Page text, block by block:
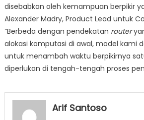
disebabkan oleh kemampuan berpikir
Alexander Madry, Product Lead untuk
“Berbeda dengan pendekatan router
alokasi komputasi di awal, model kami
untuk menambah waktu berpikirnya
diperlukan di tengah-tengah proses
Arif Santoso